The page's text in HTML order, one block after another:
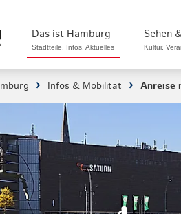
Das ist Hamburg
Stadtteile, Infos, Aktuelles
Stadtteile in Hamburg
Welt in Hamburg
nachhaltig erleben
Tag in Hamburg
Sehen
Kultur,
Kultur &
Musicals &
Infos & Mobilität Anreise